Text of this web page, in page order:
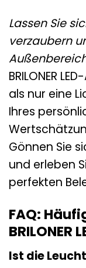
Lassen Sie
verzaubern
BRILONER
als nur eine
Ihres
Gönnen Sie
und erleben
perfekten
FAQ:
Ist die